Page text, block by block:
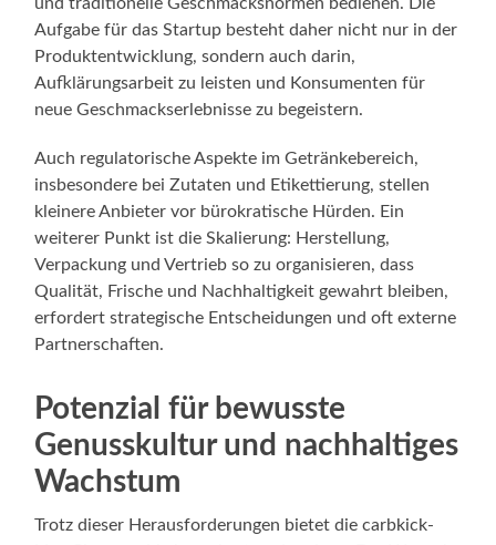
Aufgabe für das Startup besteht daher nicht nur in der
Produktentwicklung, sondern auch darin,
Aufklärungsarbeit zu leisten und Konsumenten für
neue Geschmackserlebnisse zu begeistern.
Auch regulatorische Aspekte im Getränkebereich,
insbesondere bei Zutaten und Etikettierung, stellen
kleinere Anbieter vor bürokratische Hürden. Ein
weiterer Punkt ist die Skalierung: Herstellung,
Verpackung und Vertrieb so zu organisieren, dass
Qualität, Frische und Nachhaltigkeit gewahrt bleiben,
erfordert strategische Entscheidungen und oft externe
Partnerschaften.
Potenzial für bewusste
Genusskultur und nachhaltiges
Wachstum
Trotz dieser Herausforderungen bietet die carbkick-